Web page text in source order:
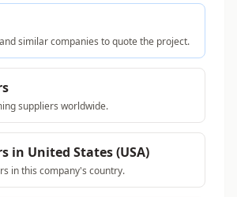
similar companies to quote the project.
suppliers worldwide.
in United States (USA)
in this company's country.